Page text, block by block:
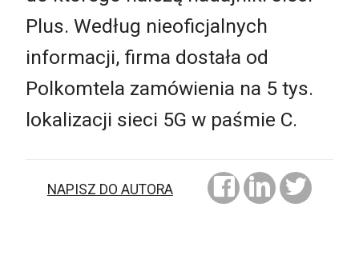
Plus. Według nieoficjalnych
informacji, firma dostała od
Polkomtela zamówienia na 5 tys.
lokalizacji sieci 5G w paśmie C.
NAPISZ DO AUTORA